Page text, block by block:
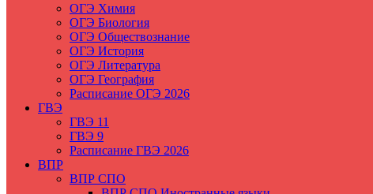
ОГЭ Химия
ОГЭ Биология
ОГЭ Обществознание
ОГЭ История
ОГЭ Литература
ОГЭ География
Расписание ОГЭ 2026
ГВЭ
ГВЭ 11
ГВЭ 9
Расписание ГВЭ 2026
ВПР
ВПР СПО